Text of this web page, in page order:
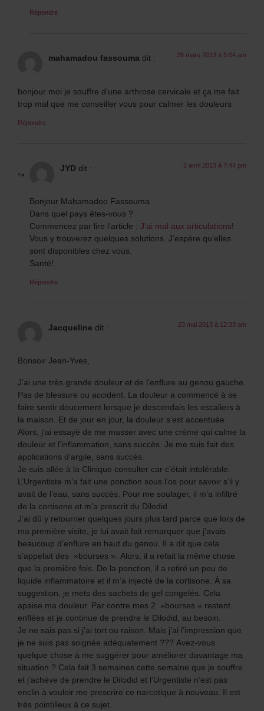
Répondre
mahamadou fassouma dit : 26 mars 2013 à 5:04 am
bonjour moi je souffre d’une arthrose cervicale et ça me fait
trop mal que me conseiller vous pour calmer les douleurs
Répondre
JYD dit : 2 avril 2013 à 7:44 pm
Bonjour Mahamadoo Fassouma
Dans quel pays êtes-vous ?
Commencez par lire l’article : J’ai mal aux articulations!
Vous y trouverez quelques solutions. J’espère qu’elles
sont disponibles chez vous.
Santé!
Répondre
Jacqueline dit : 23 mai 2013 à 12:33 am
Bonsoir Jean-Yves,
J’ai une très grande douleur et de l’enflure au genou gauche.
Pas de blessure ou accident. La douleur a commencé à se
faire sentir doucement lorsque je descendais les escaliers à
la maison. Et de jour en jour, la douleur s’est accentuée.
Alors, j’ai essayé de me masser avec une crème qui calme la
douleur et l’inflammation, sans succès. Je me suis fait des
applications d’argile, sans succès.
Je suis allée à la Clinique consulter car c’était intolérable.
L’Urgentiste m’a fait une ponction sous l’os pour savoir s’il y
avait de l’eau, sans succès. Pour me soulager, il m’a infiltré
de la cortisone et m’a prescrit du Dilodid.
J’ai dû y retourner quelques jours plus tard parce que lors de
ma première visite, je lui avait fait remarquer que j’avais
beaucoup d’enflure en haut du genou. Il a dit que cela
s’appelait des »bourses ». Alors, il a refait la même chose
que la première fois. De la ponction, il a retiré un peu de
liquide inflammatoire et il m’a injecté de la cortisone. À sa
suggestion, je mets des sachets de gel congelés. Cela
apaise ma douleur. Par contre mes 2 »bourses » restent
enflées et je continue de prendre le Dilodid, au besoin.
Je ne sais pas si j’ai tort ou raison. Mais j’ai l’impression que
je ne suis pas soignée adéquatement ??? Avez-vous
quelque chose à me suggérer pour améliorer davantage ma
situation ? Cela fait 3 semaines cette semaine que je souffre
et j’achève de prendre le Dilodid et l’Urgentiste n’est pas
enclin à vouloir me prescrire ce narcotique à nouveau. Il est
très pointilleux à ce sujet.